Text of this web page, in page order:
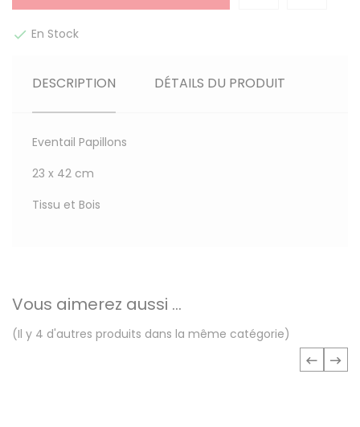
 En Stock
DESCRIPTION DÉTAILS DU PRODUIT
Eventail Papillons
23 x 42 cm
Tissu et Bois
Vous aimerez aussi ...
(Il y 4 d'autres produits dans la même catégorie)